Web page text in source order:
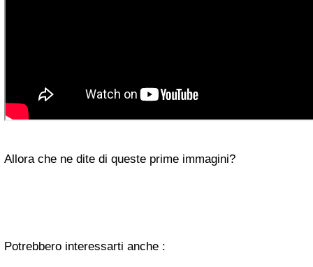
Allora che ne dite di queste prime immagini?
Potrebbero interessarti anche :